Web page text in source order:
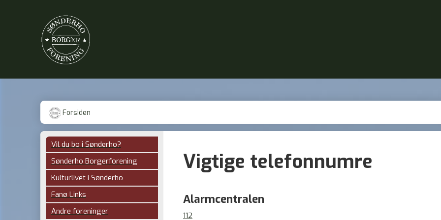
Forsiden
Vil du bo i Sønderho?
Sønderho Borgerforening
Kulturlivet i Sønderho
Fanø Links
Andre foreninger
Vigtige telefonnumre
Alarmcentralen
112